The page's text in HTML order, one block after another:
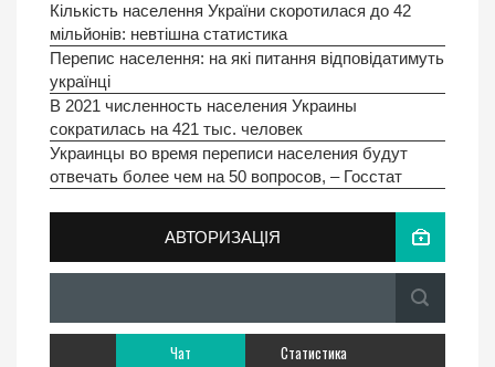
Кількість населення України скоротилася до 42
мільйонів: невтішна статистика
Перепис населення: на які питання відповідатимуть
українці
В 2021 численность населения Украины
сократилась на 421 тыс. человек
Украинцы во время переписи населения будут
отвечать более чем на 50 вопросов, – Госстат
АВТОРИЗАЦІЯ
Чат
Статистика